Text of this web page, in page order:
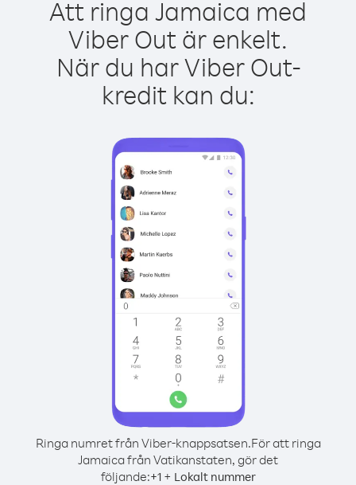
Att ringa Jamaica med
Viber Out är enkelt.
När du har Viber Out-
kredit kan du:
Ringa numret från Viber-knappsatsen.För att ringa
Jamaica från Vatikanstaten, gör det
följande:+1+ Lokalt nummer